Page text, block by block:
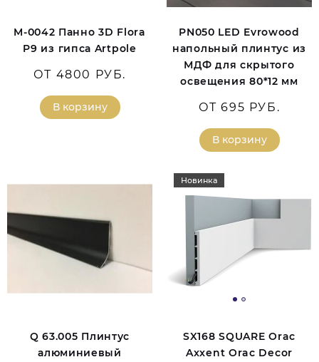
M-0042 Панно 3D Flora
P9 из гипса Artpole
ОТ 4800 РУБ.
В корзину
PN050 LED Evrowood
напольный плинтус из
МДФ для скрытого
освещения 80*12 мм
ОТ 695 РУБ.
В корзину
Q 63.005 Плинтус
алюминиевый
Новинка
SX168 SQUARE Orac
Axxent Orac Decor